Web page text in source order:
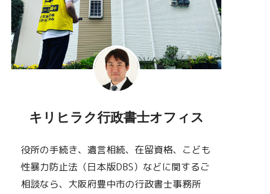
キリヒラク行政書士オフィス
役所の手続き、遺言相続、在留資格、こども
性暴力防止法（日本版DBS）などに関するご
相談なら、大阪府豊中市の行政書士事務所